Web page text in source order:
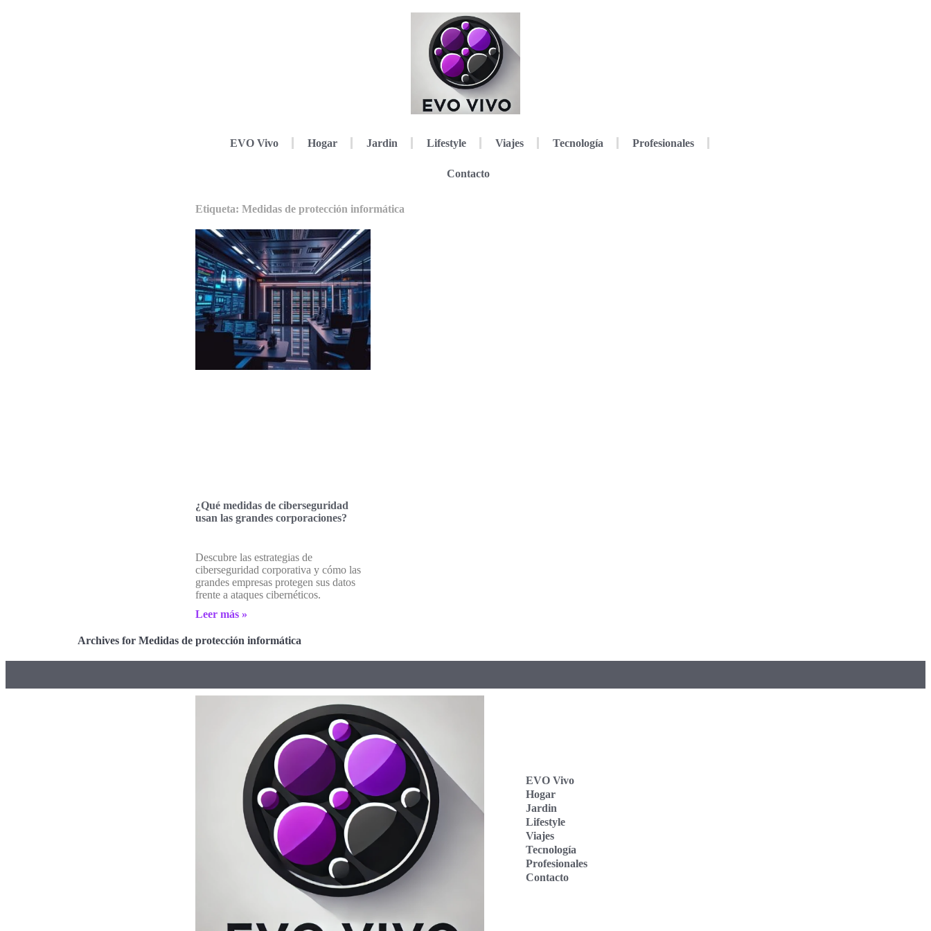
EVO Vivo Hogar Jardin Lifestyle Viajes Tecnología Profesionales
Contacto
Etiqueta: Medidas de protección informática
¿Qué medidas de ciberseguridad
usan las grandes corporaciones?
Descubre las estrategias de
ciberseguridad corporativa y cómo las
grandes empresas protegen sus datos
frente a ataques cibernéticos.
Leer más »
Archives for Medidas de protección informática
EVO Vivo
Hogar
Jardin
Lifestyle
Viajes
Tecnología
Profesionales
Contacto